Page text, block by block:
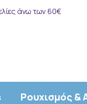
άνω των 60€
Ρουχισμός &